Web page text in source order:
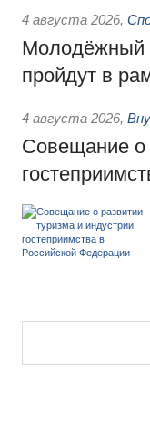
4 августа 2026,
Молодёжный
пройдут в
4 августа 2026,
Совещание о